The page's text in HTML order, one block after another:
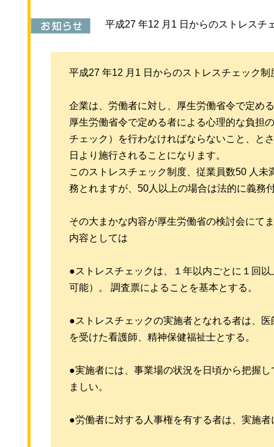
平成27 年12 月1 日からのストレスチ
平成27 年12 月1 日からのストレスチェック制
企業は、労働者に対し、厚生労働省令で定め
厚生労働省令で定める者による心理的な負担
チェック）を行わなければならないこと、と
日より施行されることになります。
このストレスチェック制度、従業員数50 人
務とれますが、50人以上の場合は法的に義務
その大まかな内容が厚生労働省の検討会にて
内容としては
●ストレスチェックは、１年以内ごとに１回
可能）。 調査票によることを基本とする。
●ストレスチェックの実施者となれる者は、
を受けた看護師、精神保健福祉士とする。
●実施者には、事業場の状況を日頃から把握
ましい。
●労働者に対する人事権を有する者は、実施者